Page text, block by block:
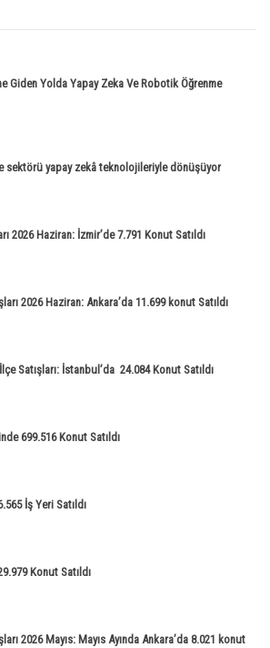
Giden Yolda Yapay Zeka Ve Robotik Öğrenme
sektörü yapay zekâ teknolojileriyle dönüşüyor
2026 Haziran: İzmir’de 7.791 Konut Satıldı
2026 Haziran: Ankara’da 11.699 konut Satıldı
Satışları: İstanbul’da 24.084 Konut Satıldı
699.516 Konut Satıldı
İş Yeri Satıldı
Konut Satıldı
2026 Mayıs: Mayıs Ayında Ankara’da 8.021 konut